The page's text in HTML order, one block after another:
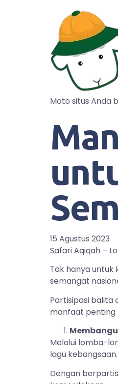
Moto situs Anda
15 Agustus 2023
Safari Aqiqah –
Tak hanya
semangat
Partisipasi balita
manfaat penting
Melalui lomba-
lagu kebangsaan.
Dengan